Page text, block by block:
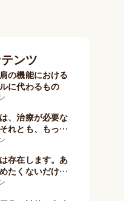
ンツ
の機能における
に代わるもの
、治療が必要な
れとも、もっと
プが必要なので
存在します。あ
たくないだけな